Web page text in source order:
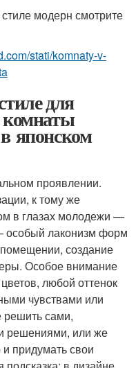
модерн смотрите
stati/komnaty-v-
для
комнаты
японском
проявлении.
к тому же
в глазах молодежи —
особый лаконизм форм
создание
Особое внимание
любой оттенок
чувствами или
сами,
решениями, или же
придумать свои